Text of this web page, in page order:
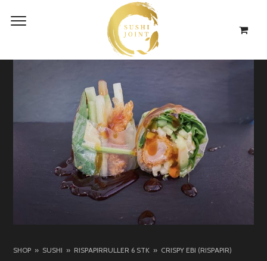
SHOP SUSHI RISPAPIRRULLER 6 STK CRISPY EBI (RISPAPIR)